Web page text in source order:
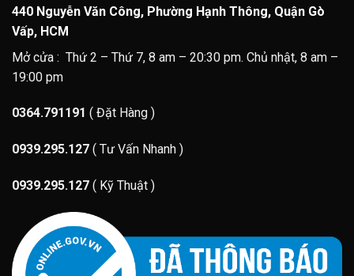
440 Nguyễn Văn Công, Phường Hạnh Thông, Quận Gò
Vấp, HCM
Mở cửa : Thứ 2 – Thứ 7, 8 am – 20:30 pm. Chủ nhật, 8 am –
19:00 pm
0364.791191 ( Đặt Hàng )
0939.295.127 ( Tư Vấn Nhanh )
0939.295.127 ( Kỹ Thuật )